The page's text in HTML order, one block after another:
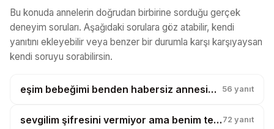
Bu konuda annelerin doğrudan birbirine sorduğu gerçek
deneyim soruları. Aşağıdaki sorulara göz atabilir, kendi
yanıtını ekleyebilir veya benzer bir durumla karşı karşıyaysan
kendi soruyu sorabilirsin.
eşim bebeğimi benden habersiz annesine götürüp şehir dışında bir gece kalmış? 56 yanıt
sevgilim şifresini vermiyor ama benim telefonumu karıştırıyor, bu güven mi? 72 yanıt